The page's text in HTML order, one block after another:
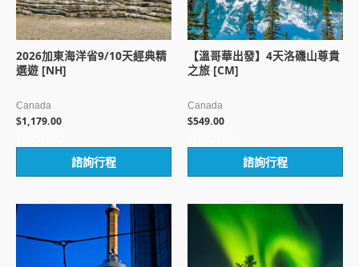
2026加東海洋省9/10天經典精
選遊 [NH]
Canada
$1,179.00
滿
諮詢行程
【溫哥華出發】4天洛磯山尊貴
之旅 [CM]
Canada
$549.00
滿
諮詢行程